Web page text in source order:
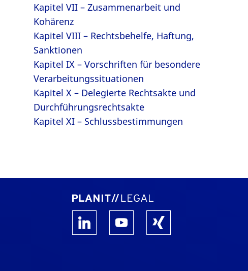
Kapitel VII – Zusammenarbeit und
Kohärenz
Kapitel VIII – Rechtsbehelfe, Haftung,
Sanktionen
Kapitel IX – Vorschriften für besondere
Verarbeitungssituationen
Kapitel X – Delegierte Rechtsakte und
Durchführungsrechtsakte
Kapitel XI – Schlussbestimmungen